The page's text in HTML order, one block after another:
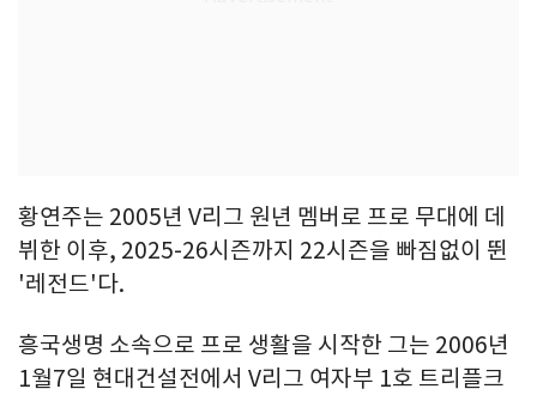
황연주는 2005년 V리그 원년 멤버로 프로 무대에 데
뷔한 이후, 2025-26시즌까지 22시즌을 빠짐없이 뛴
'레전드'다.
흥국생명 소속으로 프로 생활을 시작한 그는 2006년
1월7일 현대건설전에서 V리그 여자부 1호 트리플크